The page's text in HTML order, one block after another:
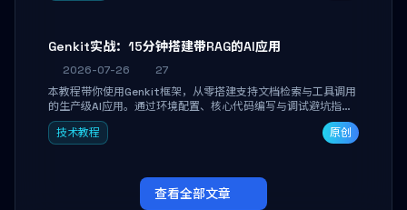
Genkit实战：15分钟搭建带RAG的AI应用
2026-07-26
27
本教程带你使用Genkit框架，从零搭建支持文档检索与工具调用
的生产级AI应用。通过环境配置、核心代码编写与调试避坑指
南，学完即可掌握多模型切换、RAG管道构建及函数调用注册，
独立开发高效AI智能体。
技术教程 原创
查看全部文章